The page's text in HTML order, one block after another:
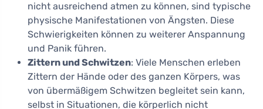
nicht ausreichend atmen zu können, sind typische
physische Manifestationen von Ängsten. Diese
Schwierigkeiten können zu weiterer Anspannung
und Panik führen.
Zittern und Schwitzen: Viele Menschen erleben
Zittern der Hände oder des ganzen Körpers, was
von übermäßigem Schwitzen begleitet sein kann,
selbst in Situationen, die körperlich nicht